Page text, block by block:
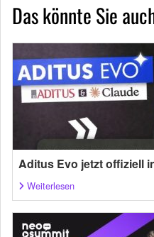
Das könnte Sie
Aditus Evo jetzt offiziell
Weiterlesen